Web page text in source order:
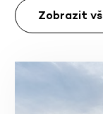
Zobrazit